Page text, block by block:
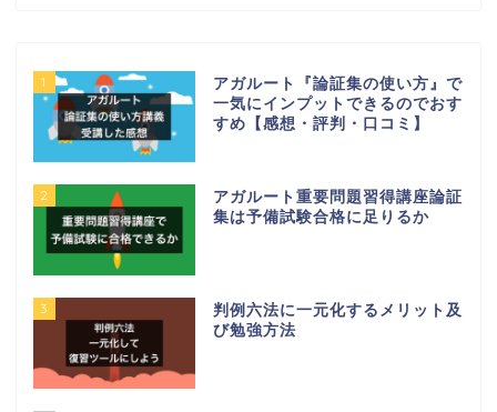
1
アガルート『論証集の使い方』で
一気にインプットできるのでおす
すめ【感想・評判・口コミ】
2
アガルート重要問題習得講座論証
集は予備試験合格に足りるか
3
判例六法に一元化するメリット及
び勉強方法